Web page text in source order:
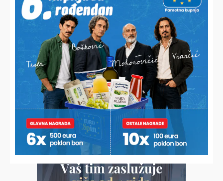
VELIKO PRIZNANJE ZA ZORANA ŽILIĆA
Bivši koprivnički atletičar imenovan izbornikom
reprezentacije za cestovne utrke